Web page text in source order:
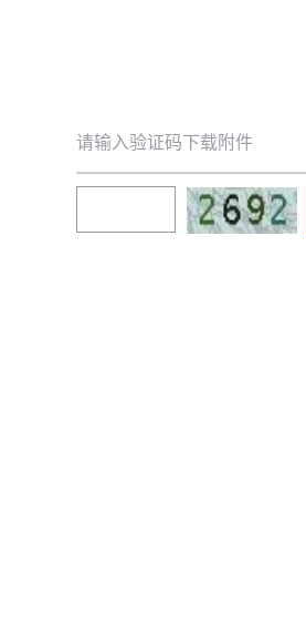
请输入验证码下载附件